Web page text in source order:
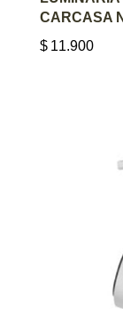
CARCASA
$ 11.900